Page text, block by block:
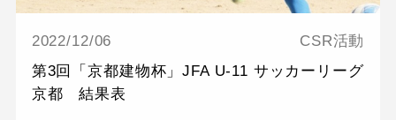
2022/12/06
CSR活動
第3回「京都建物杯」JFA U-11 サッカーリーグ
京都 結果表